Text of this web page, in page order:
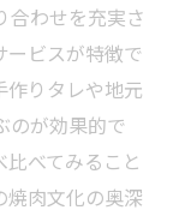
合わせを充実さ
ビスが特徴で
作りタレや地元
のが効果的で
べてみること
焼肉文化の奥深